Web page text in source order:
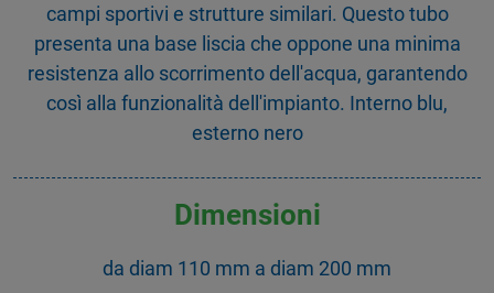
campi sportivi e strutture similari. Questo tubo
presenta una base liscia che oppone una minima
resistenza allo scorrimento dell'acqua, garantendo
così alla funzionalità dell'impianto. Interno blu,
esterno nero
Dimensioni
da diam 110 mm a diam 200 mm